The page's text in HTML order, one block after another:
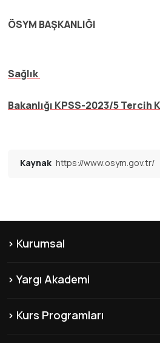
ÖSYM BAŞKANLIĞI
Sağlık
Bakanlığı KPSS-2023/5 Tercih
Kaynak https://www.osym.gov.tr/
Kurumsal
Hakkımızda
Yargı Akademi
Yayınlarımız
Kurs Programları